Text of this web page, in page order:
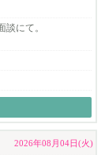
にて。
2026年08月04日(火)